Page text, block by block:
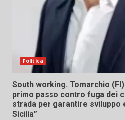
Politica
South working. Tomarchio
primo passo contro fuga dei
strada per garantire sviluppo
Sicilia”